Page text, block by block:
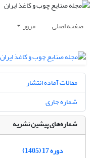
صفحه اصلی مرور
مقالات آماده انتشار
شماره جاری
شماره‌های پیشین نشریه
دوره 17 (1405)